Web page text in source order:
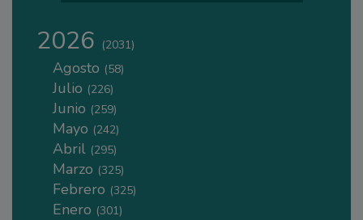
2026 (2031)
Agosto (58)
Julio (226)
Junio (259)
Mayo (242)
Abril (295)
Marzo (325)
Febrero (325)
Enero (301)